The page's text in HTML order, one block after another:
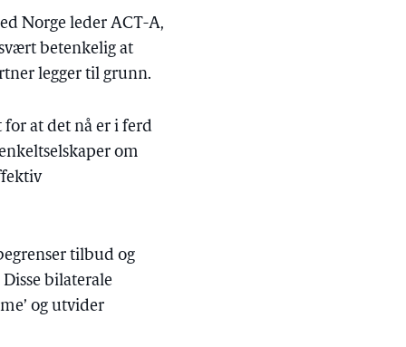
Norge leder ACT-A,
betenkelig at
legger til grunn.
for at det nå er i ferd
om
tilbud og
bilaterale
og utvider